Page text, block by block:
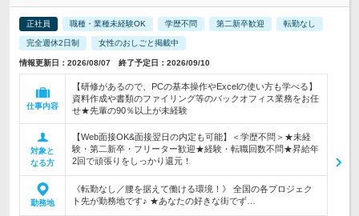
正社員 職種・業種未経験OK 学歴不問 第二新卒歓迎 転勤なし
完全週休2日制 女性のおしごと掲載中
情報更新日：2026/08/07 終了予定日：2026/09/10
仕事内容
【研修があるので、PCの基本操作やExcelの使い方も学べる】
資料作成や書類のファイリング等のバックオフィス業務をお任
せ★先輩の90％以上が未経験
対象と
なる方
【Web面接OK&面接翌日の内定も可能】＜学歴不問＞★未経
験・第二新卒・フリーター歓迎★経験・転職回数不問★昇給年
2回で頑張りをしっかり還元！
勤務地
《転勤なし／腰を据えて働ける環境！》 全国の各プロジェク
ト先が勤務地です♪ ★あなたの好きな街でず…